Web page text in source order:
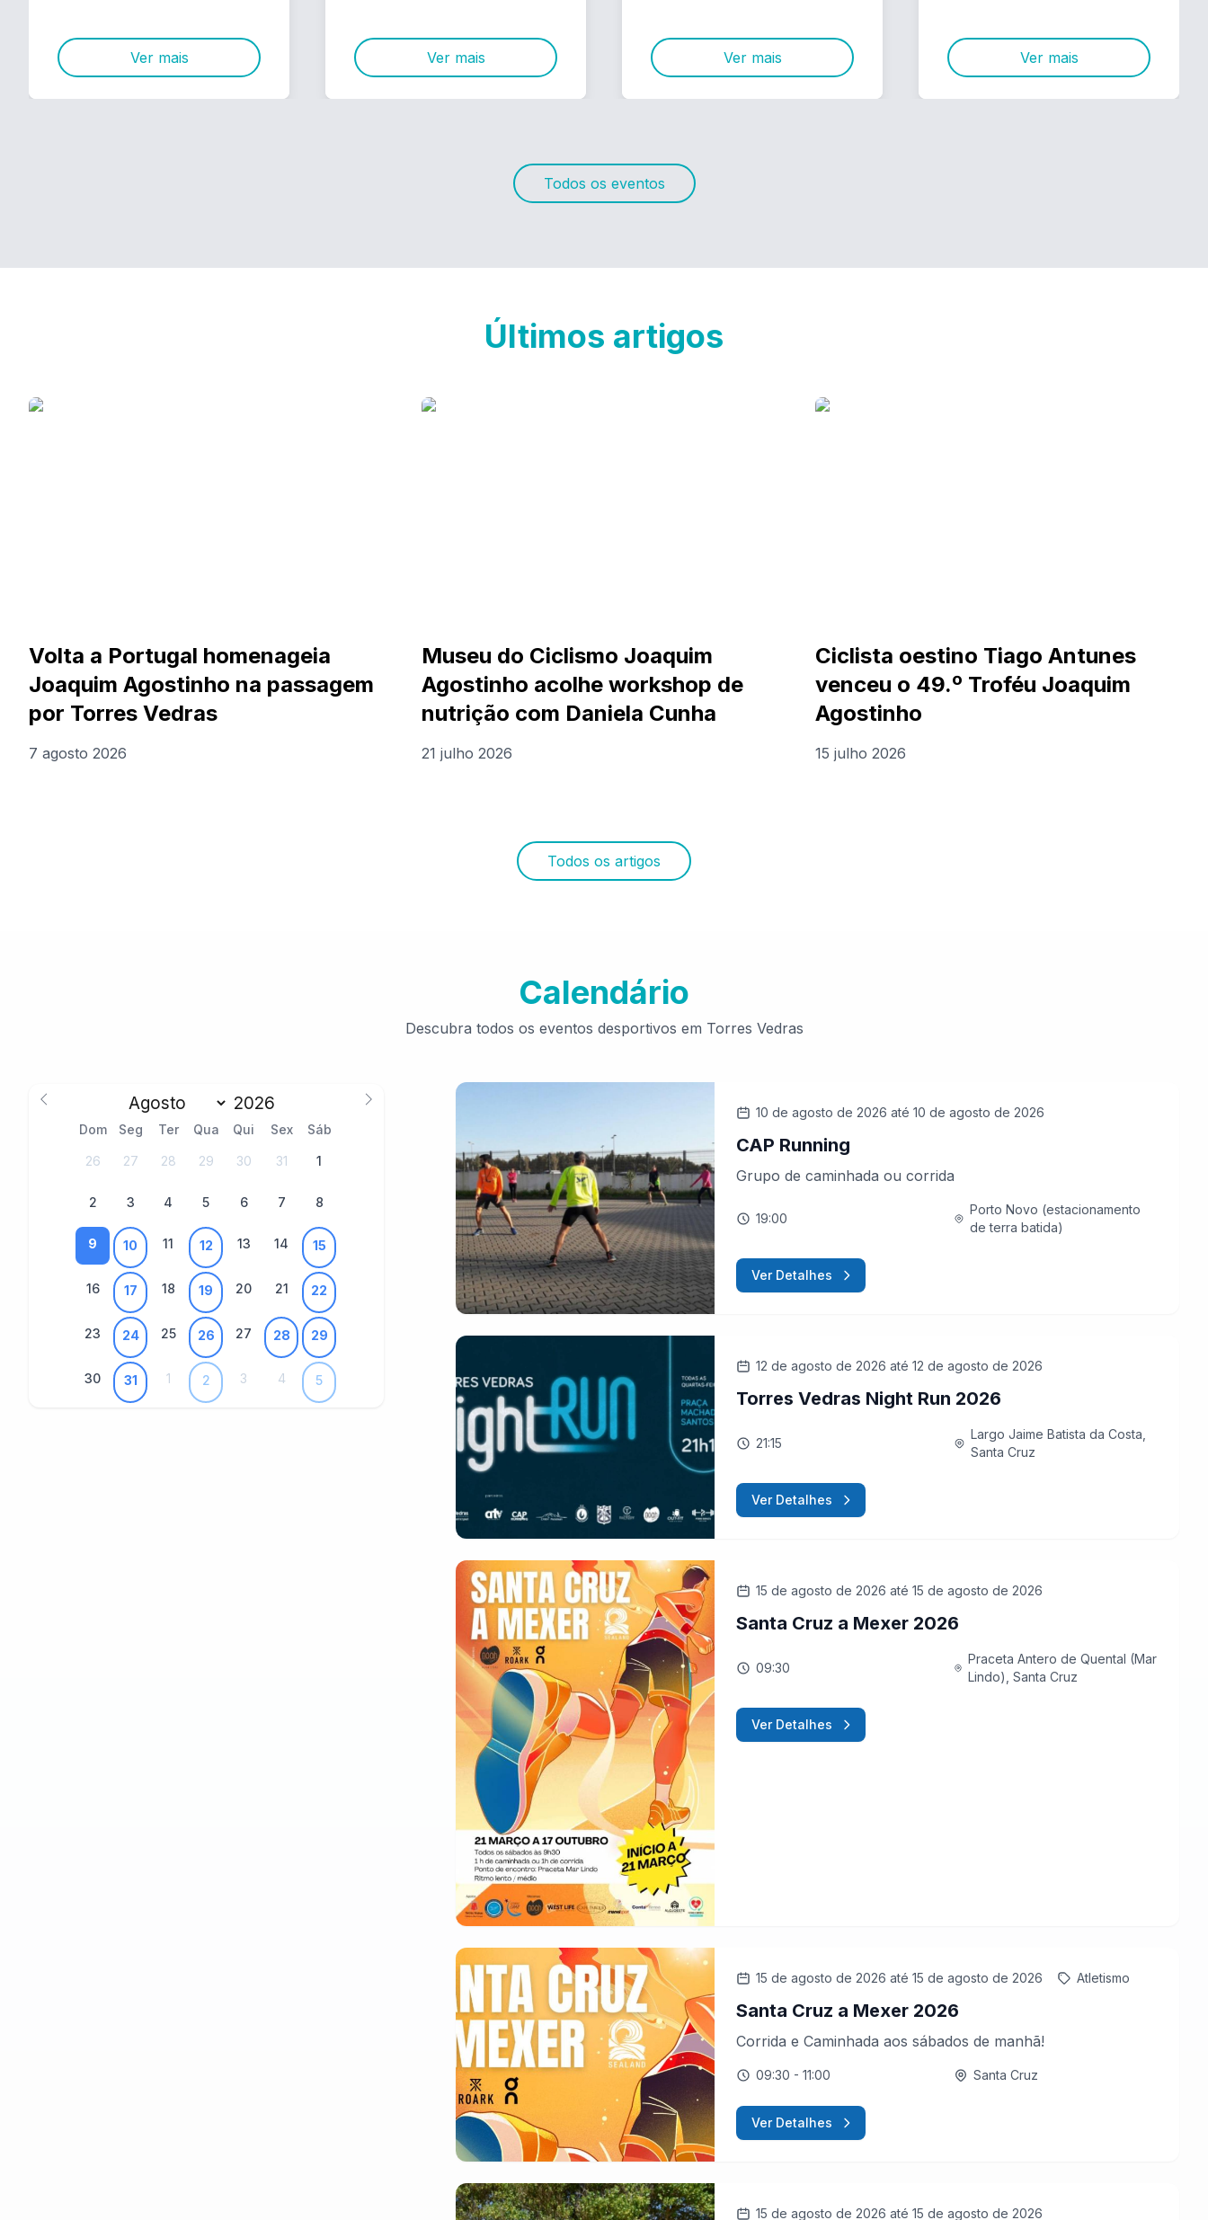
Ver mais Ver mais Ver mais Ver mais
Todos os eventos
Últimos artigos
Volta a Portugal homenageia
Joaquim Agostinho na passagem
por Torres Vedras
7 agosto 2026
Museu do Ciclismo Joaquim
Agostinho acolhe workshop de
nutrição com Daniela Cunha
21 julho 2026
Ciclista oestino Tiago Antunes
venceu o 49.º Troféu Joaquim
Agostinho
15 julho 2026
Todos os artigos
Calendário
Descubra todos os eventos desportivos em Torres Vedras
Dom Seg Ter Qua Qui Sex Sáb
26 27 28 29 30 31 1
2 3 4 5 6 7 8
9 10 11 12 13 14 15
16 17 18 19 20 21 22
23 24 25 26 27 28 29
30 31 1 2 3 4 5
10 de agosto de 2026 até 10 de agosto de 2026
CAP Running
Grupo de caminhada ou corrida
19:00
Porto Novo (estacionamento
de terra batida)
Ver Detalhes
12 de agosto de 2026 até 12 de agosto de 2026
Torres Vedras Night Run 2026
21:15
Largo Jaime Batista da Costa,
Santa Cruz
Ver Detalhes
15 de agosto de 2026 até 15 de agosto de 2026
Santa Cruz a Mexer 2026
09:30
Praceta Antero de Quental (Mar
Lindo), Santa Cruz
Ver Detalhes
15 de agosto de 2026 até 15 de agosto de 2026 Atletismo
Santa Cruz a Mexer 2026
Corrida e Caminhada aos sábados de manhã!
09:30 - 11:00 Santa Cruz
Ver Detalhes
15 de agosto de 2026 até 15 de agosto de 2026